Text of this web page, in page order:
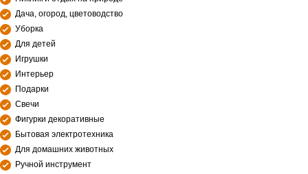
Дача, огород, цветоводство
Уборка
Для детей
Игрушки
Интерьер
Подарки
Свечи
Фигурки декоративные
Бытовая электротехника
Для домашних животных
Ручной инструмент